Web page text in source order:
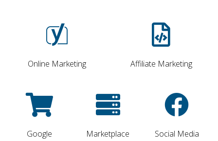
Online Marketing Affiliate Marketing
Google
Marketplace
Social Media